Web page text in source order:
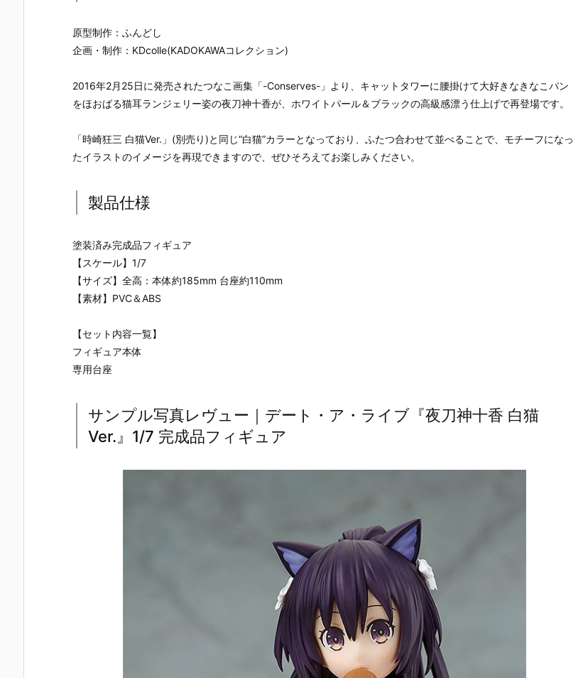
原型制作：ふんどし
企画・制作：KDcolle(KADOKAWAコレクション)
2016年2月25日に発売されたつなこ画集「-Conserves-」より、キャットタワーに腰掛けて大好きなきなこパン
をほおばる猫耳ランジェリー姿の夜刀神十香が、ホワイトパール＆ブラックの高級感漂う仕上げで再登場です。
「時崎狂三 白猫Ver.」(別売り)と同じ“白猫”カラーとなっており、ふたつ合わせて並べることで、モチーフになっ
たイラストのイメージを再現できますので、ぜひそろえてお楽しみください。
製品仕様
塗装済み完成品フィギュア
【スケール】1/7
【サイズ】全高：本体約185mm 台座約110mm
【素材】PVC＆ABS
【セット内容一覧】
フィギュア本体
専用台座
サンプル写真レヴュー｜デート・ア・ライブ『夜刀神十香 白猫
Ver.』1/7 完成品フィギュア
トリー】より
【ロックマ
ィックシリー
フィギュア予
ラス】より20
予定♪
【クロノ・ト
ルミズム『ク
ロノ』『マー
ル』FORM-I
予約【スクウ
クス】より20
【攻殻機動
薙素子（くさ
ORIGINAL C
TION』GHO
HELL 完成品
フィギュアビ
イターズモデ
ディアナ』1/
7 完成品フィ
ギュア予約
E】『ニディ
ガの抱き枕カ
バー（水着Ve
予約【WHY S
クトップリア
ルマッコイ
『ドラゴンボ
悟空＆チチ 限